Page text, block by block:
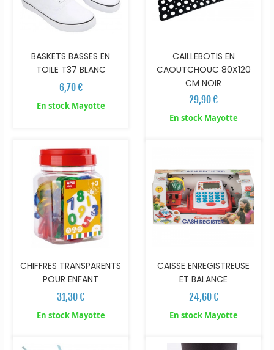
BASKETS BASSES EN
TOILE T37 BLANC
6,70 €
En stock Mayotte
CAILLEBOTIS EN
CAOUTCHOUC 80X120
CM NOIR
29,90 €
En stock Mayotte
CHIFFRES TRANSPARENTS
POUR ENFANT
31,30 €
En stock Mayotte
CAISSE ENREGISTREUSE
ET BALANCE
24,60 €
En stock Mayotte